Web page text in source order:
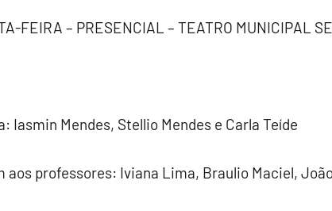
FEIRA – PRESENCIAL – TEATRO MUNICIPAL
Iasmin Mendes, Stellio Mendes e Carla Teíde
aos professores: Iviana Lima, Braulio Maciel,